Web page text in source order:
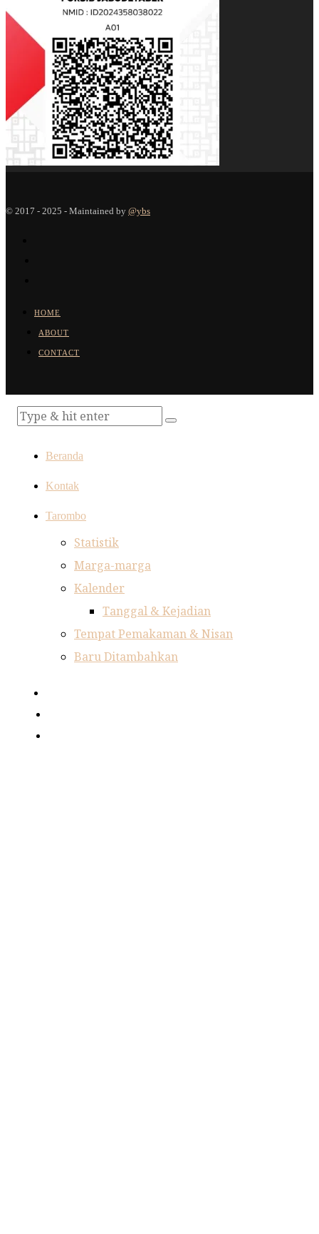
© 2017 - 2025 - Maintained by @ybs
HOME
ABOUT
CONTACT
Beranda
Kontak
Tarombo
Statistik
Marga-marga
Kalender
Tanggal & Kejadian
Tempat Pemakaman & Nisan
Baru Ditambahkan